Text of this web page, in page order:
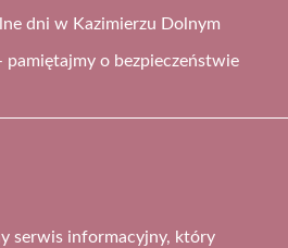
dni w Kazimierzu Dolnym
pamiętajmy o bezpieczeństwie
serwis informacyjny, który